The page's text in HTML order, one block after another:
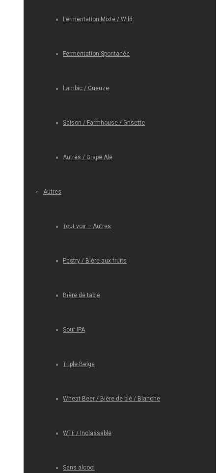
Fermentation Mixte / Wild
Fermentation Spontanée
Lambic / Gueuze
Saison / Farmhouse / Grisette
Autres / Grape Ale
Autres
Tout voir – Autres
Pastry / Bière aux fruits
Bière de table
Sour IPA
Triple Belge
Wheat Beer / Bière de blé / Blanche
WTF / Inclassable
Sans alcool